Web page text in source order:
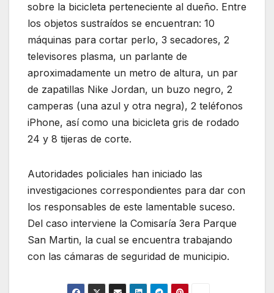
sobre la bicicleta perteneciente al dueño. Entre
los objetos sustraídos se encuentran: 10
máquinas para cortar perlo, 3 secadores, 2
televisores plasma, un parlante de
aproximadamente un metro de altura, un par
de zapatillas Nike Jordan, un buzo negro, 2
camperas (una azul y otra negra), 2 teléfonos
iPhone, así como una bicicleta gris de rodado
24 y 8 tijeras de corte.
Autoridades policiales han iniciado las
investigaciones correspondientes para dar con
los responsables de este lamentable suceso.
Del caso interviene la Comisaría 3era Parque
San Martin, la cual se encuentra trabajando
con las cámaras de seguridad de municipio.